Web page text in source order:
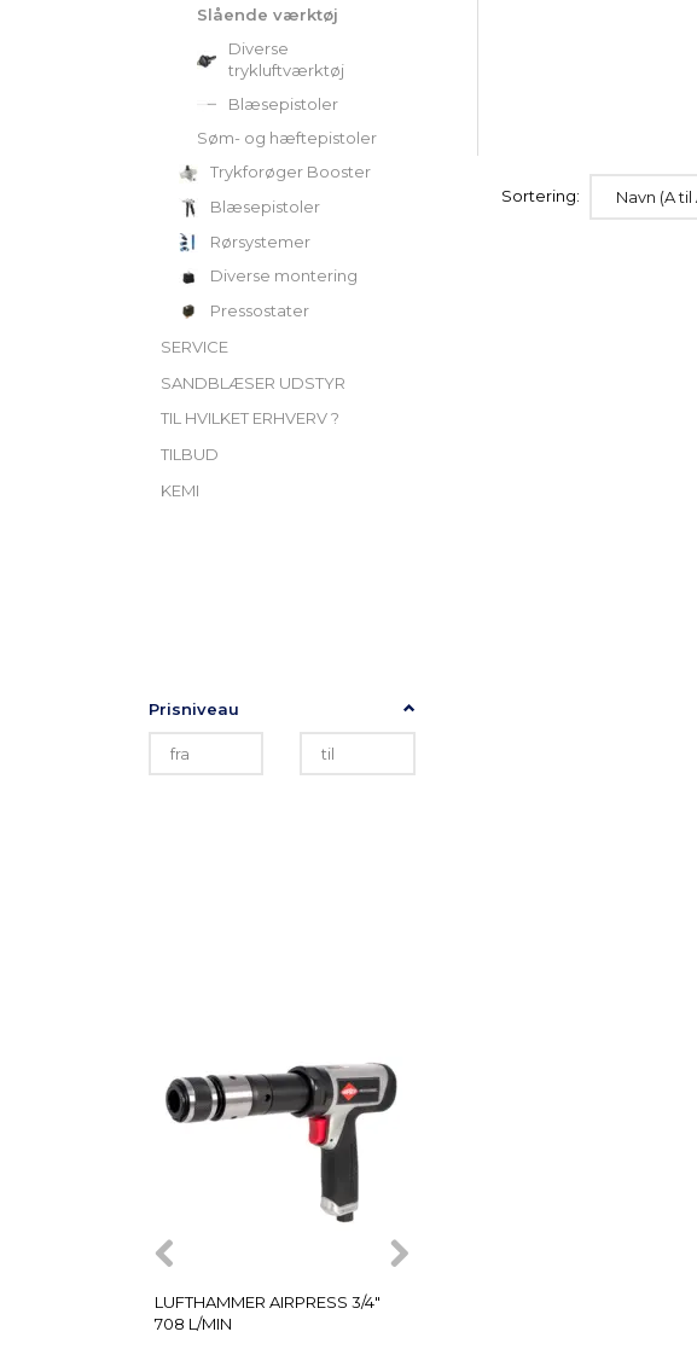
Slående værktøj
Diverse
trykluftværktøj
Blæsepistoler
Søm- og hæftepistoler
Trykforøger Booster
Blæsepistoler
Rørsystemer
Diverse montering
Pressostater
SERVICE
SANDBLÆSER UDSTYR
TIL HVILKET ERHVERV ?
TILBUD
KEMI
Prisniveau
LUFTHAMMER AIRPRESS 3/4"
708 L/MIN
Sortering: